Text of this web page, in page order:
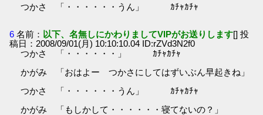
つかさ 「・・・・・・うん」 ｶﾁｬｶﾁｬ
6 名前： 以下、名無しにかわりましてVIPがお送りします[] 投
稿日：2008/09/01(月) 10:10:10.04 ID:rZVd3N2f0
つかさ 「・・・・・・」 ｶﾁｬｶﾁｬ
かがみ 「おはよー つかさにしてはずいぶん早起きね」
つかさ 「・・・・・・うん」 ｶﾁｬｶﾁｬ
かがみ 「もしかして・・・・・・寝てないの？」